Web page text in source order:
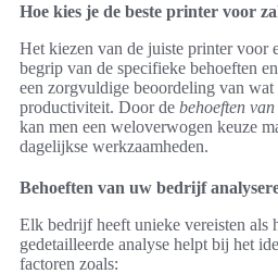
Hoe kies je de beste printer voor
Het kiezen van de juiste printer voor
begrip van de specifieke behoeften
een zorgvuldige beoordeling van
productiviteit. Door de behoeften
kan men een weloverwogen keuze
dagelijkse werkzaamheden.
Behoeften van uw bedrijf
Elk bedrijf heeft unieke vereisten als
gedetailleerde analyse helpt bij het
factoren zoals: